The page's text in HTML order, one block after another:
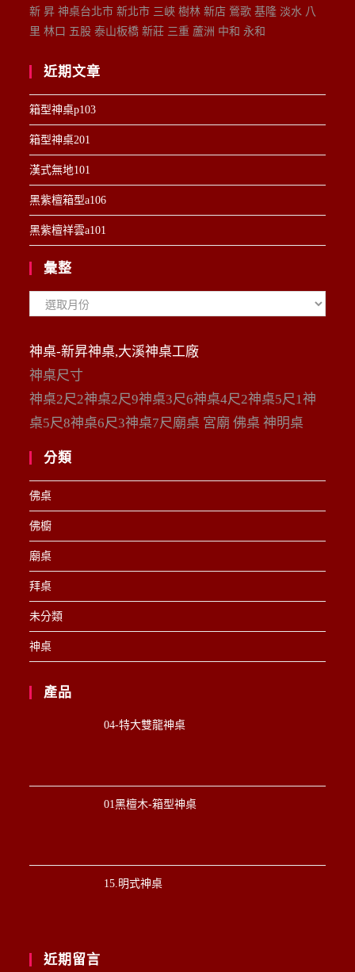
新 昇 神桌台北市 新北市 三峽 樹林 新店 鶯歌 基隆 淡水 八
里 林口 五股 泰山板橋 新莊 三重 蘆洲 中和 永和
近期文章
箱型神桌p103
箱型神桌201
漢式無地101
黑紫檀箱型a106
黑紫檀祥雲a101
彙整
神桌-新昇神桌,大溪神桌工廠
神桌尺寸
神桌2尺2神桌2尺9神桌3尺6神桌4尺2神桌5尺1神
桌5尺8神桌6尺3神桌7尺廟桌 宮廟 佛桌 神明桌
分類
佛桌
佛櫥
廟桌
拜桌
未分類
神桌
產品
04-特大雙龍神桌
01黑檀木-箱型神桌
15.明式神桌
近期留言